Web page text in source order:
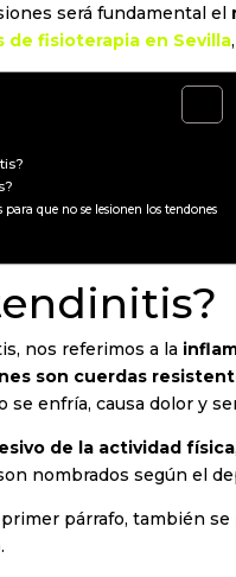
será fundamental el
de fisioterapia en Sevilla
para que no se lesionen los tendones
nos referimos a la
son cuerdas
se enfría, causa dolor y
de la actividad física
nombrados según el
párrafo, también